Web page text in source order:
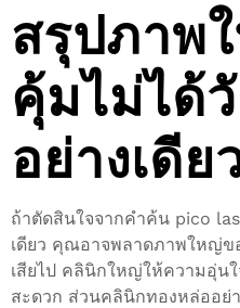
สรุปภาพ
คุ้มไม่ได้
อย่างเดีย
ถ้าตัดสินใจจากคำค้น pico
เดียว คุณอาจพลาดภาพใหญ่ขอ
เสียไป คลินิกใหญ่ให้ความอุ่น
สะดวก ส่วนคลินิกทองหล่ออย่